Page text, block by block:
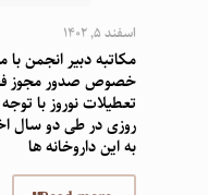
اسفند 5, 1402
مکاتبه دبیر انجمن با
خصوص صدور مجوز
تعطیلات نوروز با
روزی در طی دو سال
به این داروخانه ها